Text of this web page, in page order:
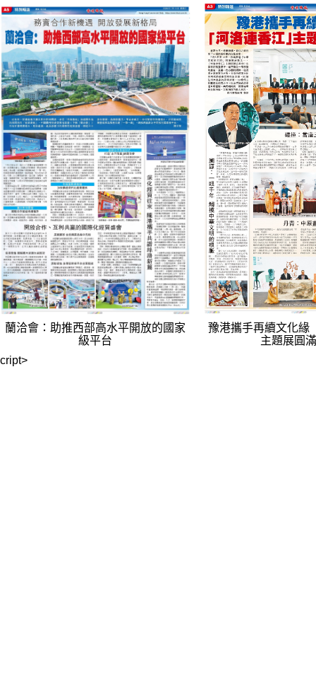
微實事
「每月
一
劇」，
邀您共
赴風骨
之約
開，半
小時生
活圈再
升級
爭「十
五五」
末GDP
邁上
7000億
元新台
階
蘭洽會：助推西部高水平開放的國家
級平台
豫港攜手再續文化緣
主題展圓
cript>